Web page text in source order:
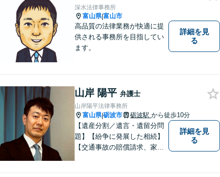
深水法律事務所
富山県|富山市
高品質の法律業務が快適に提
供される事務所を目指してい
ます。
詳細を見
る
山岸 陽平 弁護士
山岸陽平法律事務所
富山県|砺波市 砺波駅 から徒歩10分
【遺産分割／遺言・遺留分問
題】【紛争に発展した相続】
【交通事故の賠償請求、家族
詳細を見
る